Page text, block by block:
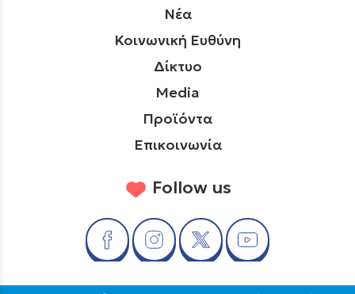
Νέα
Κοινωνική Ευθύνη
Δίκτυο
Media
Προϊόντα
Επικοινωνία
Follow us